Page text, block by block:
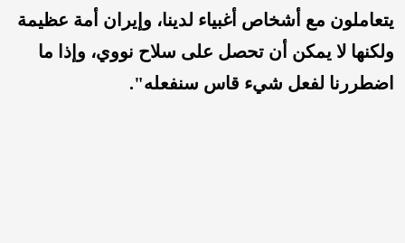
يتعاملون مع أشخاص أغبياء لدينا، وإيران أمة عظيمة
ولكنها لا يمكن أن تحصل على سلاح نووي، وإذا ما
اضطررنا لفعل شيء قاس سنفعله".